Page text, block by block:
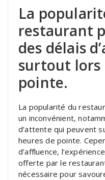
La
restaurant
des délais
surtout lors
pointe.
La popularité du
un inconvénient,
d’attente qui peuvent
heures de pointe.
d’affluence,
offerte par le
nécessaire pour